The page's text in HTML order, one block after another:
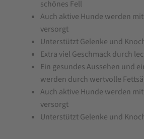
schönes Fell
Auch aktive Hunde werden
versorgt
Unterstützt Gelenke und
Extra viel Geschmack durch
Ein gesundes Aussehen und
werden durch wertvolle
Auch aktive Hunde werden
versorgt
Unterstützt Gelenke und